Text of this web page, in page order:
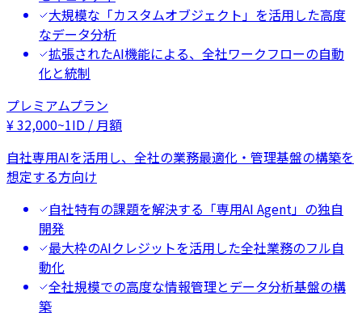
大規模な「カスタムオブジェクト」を活用した高度
なデータ分析
拡張されたAI機能による、全社ワークフローの自動
化と統制
プレミアムプラン
¥32,000~1ID / 月額
自社専用AIを活用し、全社の業務最適化・管理基盤の構築を
想定する方向け
自社特有の課題を解決する「専用AI Agent」の独自
開発
最大枠のAIクレジットを活用した全社業務のフル自
動化
全社規模での高度な情報管理とデータ分析基盤の構
築